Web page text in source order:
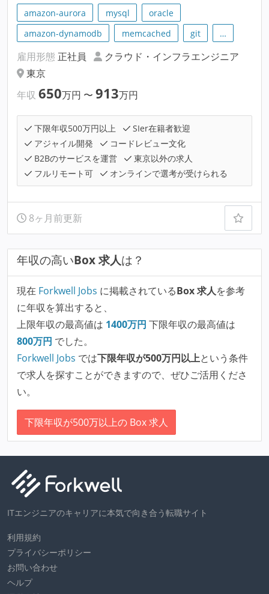
amazon-aurora mysql
oracle
amazon-dynamodb
memcached git …
雇用形態 正社員
クラウド・インフラエンジニア
東京
年収 650万円 〜 913万円
下限年収500万円以上
SIer在籍者歓迎
アジャイル開発
コードレビュー文化
B2Bのサービスを運営
東京以外の求人
フルリモート可
オンラインで選考が受けられる
8ヶ月前更新
年収の高いBox 求人は？
現在 Forkwell Jobs に掲載されているBox 求人を参考
に年収を算出すると、
上限年収の最高値は 1400万円 下限年収の最高値は
800万円 でした。
Forkwell Jobs では下限年収が500万円以上という条件
で求人を探すことができますので、ぜひご活用くださ
い。
下限年収が500万以上の Box 求人
ITエンジニアのキャリアに本気で向き合う転職サイト
利用規約
プライバシーポリシー
お問い合わせ
ヘルプ